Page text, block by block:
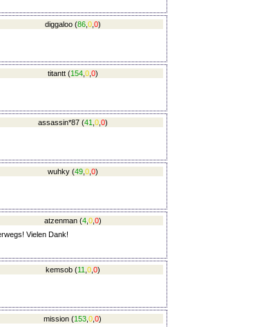
diggaloo (86, 0, 0)
titantt (154 0 0)
assassin*87 (41 0, 0)
wuhky (49 0 0)
atzenman (4, 0, 0)
Vielen Dank!
kemsob (11 0 0)
mission (153 0 0)